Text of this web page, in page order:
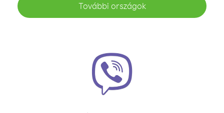
További országok